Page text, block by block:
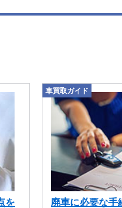
を
車買取ガイド
廃車に必要な手